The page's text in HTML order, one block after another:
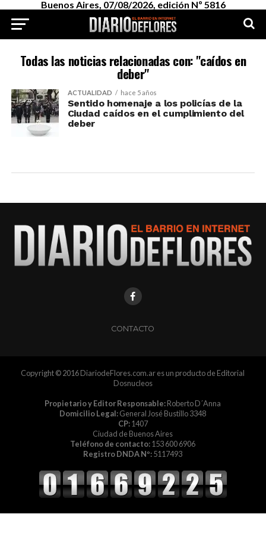
Buenos Aires, 07/08/2026, edición Nº 5816
Todas las noticias relacionadas con: "caídos en
deber"
ACTUALIDAD hace 5 años
Sentido homenaje a los policías de la
Ciudad caídos en el cumplimiento del
deber
CONTACTO
Copyright © 2016 DiariodeFlores.com.ar es un producto de Editorial
Dosnucleos
Propietario y Editor Responsable:Roberto D´Anna
Domicilio Legal:General José Bustillo 3348
CP:1407
Ciudad de Buenos Aires
Teléfono de contacto:153 600 6906
Registro DNDA Nº:5117493